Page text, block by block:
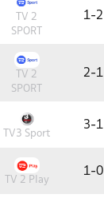
TV 2
SPORT
1-2
TV 2
SPORT
2-1
TV3 Sport
3-1
TV 2 Play
1-0